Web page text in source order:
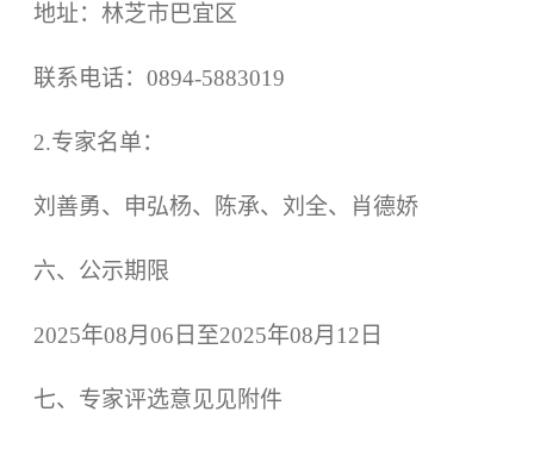
地址：林芝市巴宜区
联系电话： 0894-5883019
2.专家名单：
刘善勇、 申弘杨、陈承、刘全、肖德娇
六、公示期限
2025年08月 06 日至2025年08月 1 2 日
七、专家评选意见见附件